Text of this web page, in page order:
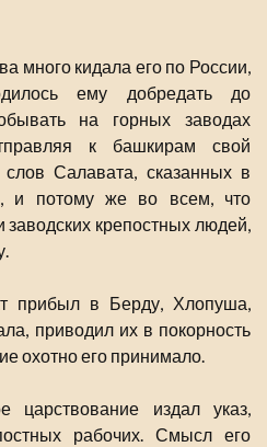
много кидала его по России,
ему добредать до
на горных заводах
к башкирам свой
Салавата, сказанных в
и потому же во всем, что
заводских крепостных людей,
прибыл в Берду, Хлопуша,
приводил их в покорность
охотно его принимало.
царствование издал указ,
рабочих. Смысл его